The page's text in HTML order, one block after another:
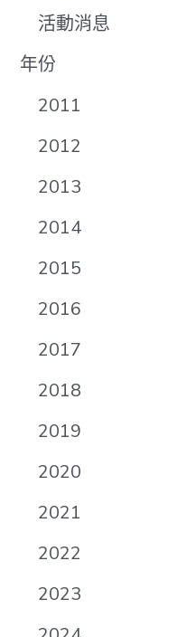
活動消息
年份
2011
2012
2013
2014
2015
2016
2017
2018
2019
2020
2021
2022
2023